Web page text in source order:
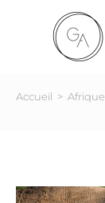
Accueil > Afrique